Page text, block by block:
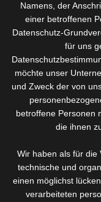
Bei dieser
verschiedene
Ultraschall,
Ultraschall
verbessert das
unterstützt das
Haut
Namens, der
einer betroffenen
Datenschutz-
für uns
möchte unser
und Zweck der von
betroffene Personen
die ihnen
Wir haben als für die
technische und
einen möglichst
verarbeiteten